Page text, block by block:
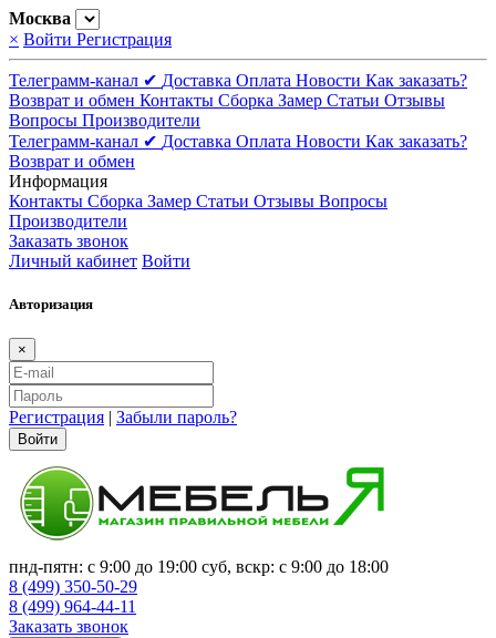
Москва
× Войти Регистрация
Телеграмм-канал ✔ Доставка Оплата Новости Как заказать?
Возврат и обмен Контакты Сборка Замер Статьи Отзывы
Вопросы Производители
Телеграмм-канал ✔ Доставка Оплата Новости Как заказать?
Возврат и обмен
Информация
Контакты Сборка Замер Статьи Отзывы Вопросы
Производители
Заказать звонок
Личный кабинет Войти
Авторизация
×
Регистрация | Забыли пароль?
Войти
пнд-пятн: с 9:00 до 19:00 суб, вскр: с 9:00 до 18:00
8 (499) 350-50-29
8 (499) 964-44-11
Заказать звонок